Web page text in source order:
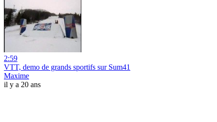
2:59
VTT, demo de grands sportifs sur Sum41
Maxime
il y a 20 ans